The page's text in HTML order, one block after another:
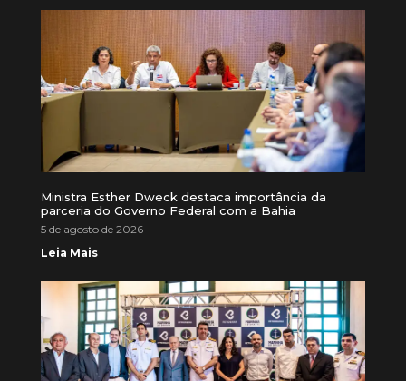
Ministra Esther Dweck destaca importância da
parceria do Governo Federal com a Bahia
5 de agosto de 2026
Leia Mais